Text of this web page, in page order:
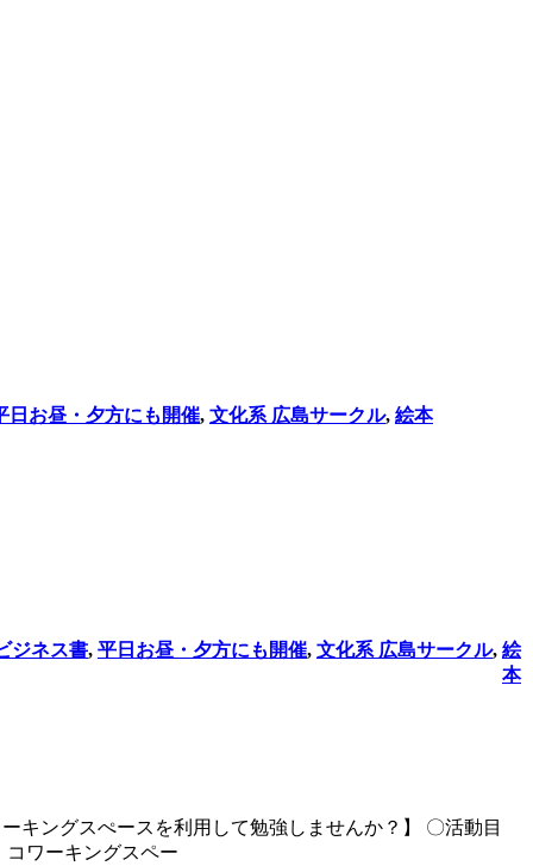
日お昼・夕方にも開催, 文化系 広島サークル, 絵本
ジネス書, 平日お昼・夕方にも開催, 文化系 広島サークル, 絵
本
キングスぺースを利用して勉強しませんか？】 〇活動目
ワーキングスペー